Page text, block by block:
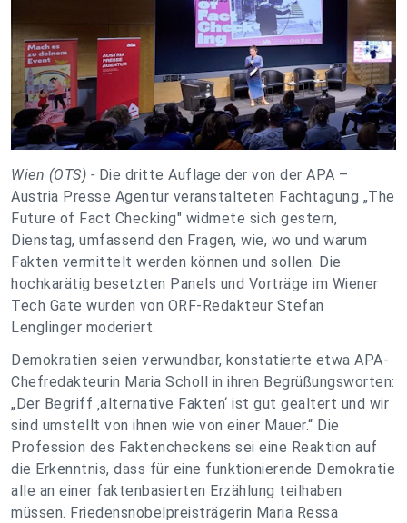
Wien (OTS) - Die dritte Auflage der von der APA –
Austria Presse Agentur veranstalteten Fachtagung „The
Future of Fact Checking" widmete sich gestern,
Dienstag, umfassend den Fragen, wie, wo und warum
Fakten vermittelt werden können und sollen. Die
hochkarätig besetzten Panels und Vorträge im Wiener
Tech Gate wurden von ORF-Redakteur Stefan
Lenglinger moderiert.
Demokratien seien verwundbar, konstatierte etwa APA-
Chefredakteurin Maria Scholl in ihren Begrüßungsworten:
„Der Begriff ‚alternative Fakten‘ ist gut gealtert und wir
sind umstellt von ihnen wie von einer Mauer.“ Die
Profession des Faktencheckens sei eine Reaktion auf
die Erkenntnis, dass für eine funktionierende Demokratie
alle an einer faktenbasierten Erzählung teilhaben
müssen. Friedensnobelpreisträgerin Maria Ressa